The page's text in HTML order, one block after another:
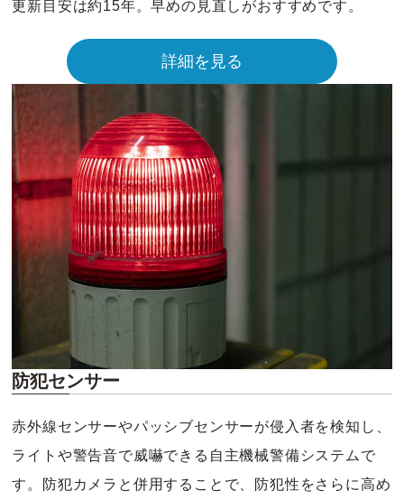
更新目安は約15年。早めの見直しがおすすめです。
詳細を見る
防犯センサー
赤外線センサーやパッシブセンサーが侵入者を検知し、
ライトや警告音で威嚇できる自主機械警備システムで
す。防犯カメラと併用することで、防犯性をさらに高め